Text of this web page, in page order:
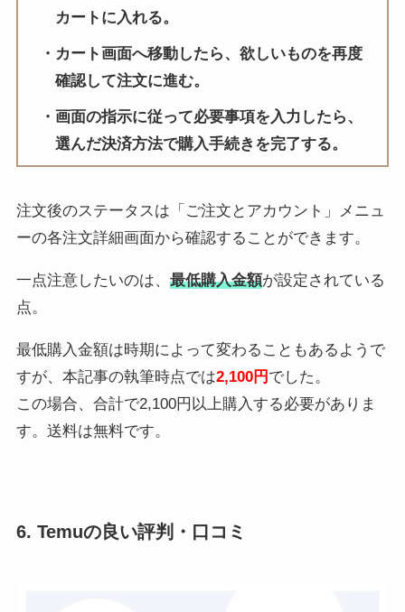
カートに入れる。
カート画面へ移動したら、欲しいものを再度
確認して注文に進む。
画面の指示に従って必要事項を入力したら、
選んだ決済方法で購入手続きを完了する。
注文後のステータスは「ご注文とアカウント」メニュ
ーの各注文詳細画面から確認することができます。
一点注意したいのは、 最低購入金額が設定されている
点。
最低購入金額は時期によって変わることもあるようで
すが、本記事の執筆時点では2,100円 でした。
この場合、合計で2,100円以上購入する必要がありま
す。送料は無料です。
6. Temuの良い評判・口コミ